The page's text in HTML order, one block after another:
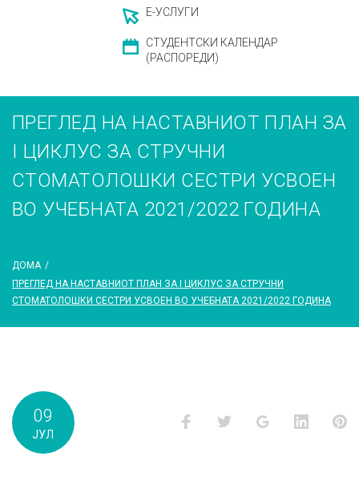
Е-УСЛУГИ
СТУДЕНТСКИ КАЛЕНДАР
(РАСПОРЕДИ)
ПРЕГЛЕД НА НАСТАВНИОТ ПЛАН ЗА
I ЦИКЛУС ЗА СТРУЧНИ
СТОМАТОЛОШКИ СЕСТРИ УСВОЕН
ВО УЧЕБНАТА 2021/2022 ГОДИНА
ДОМА /
ПРЕГЛЕД НА НАСТАВНИОТ ПЛАН ЗА I ЦИКЛУС ЗА СТРУЧНИ
СТОМАТОЛОШКИ СЕСТРИ УСВОЕН ВО УЧЕБНАТА 2021/2022 ГОДИНА
09
ЈУЛ
FacebookTwitter Google+